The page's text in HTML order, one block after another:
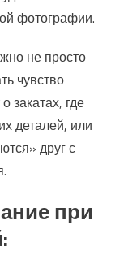
фотографии.
не просто
чувство
закатах, где
деталей, или
друг с
при